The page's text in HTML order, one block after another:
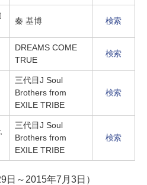
秦 基博 検索
DREAMS COME
TRUE
検索
三代目J Soul
Brothers from
EXILE TRIBE
検索
三代目J Soul
Brothers from
EXILE TRIBE
検索
日～2015年7月3日）